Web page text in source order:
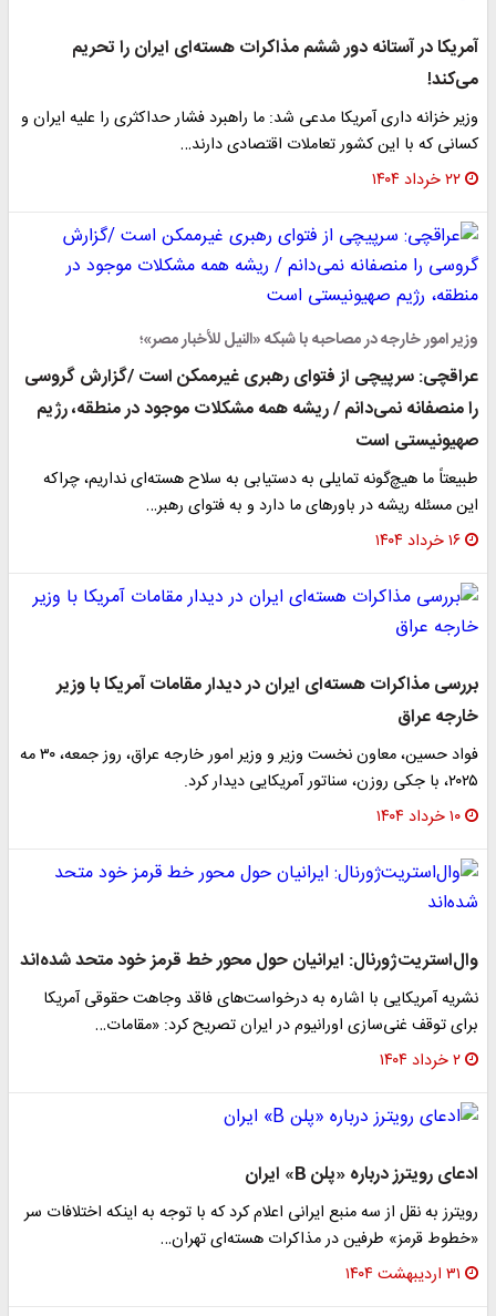
آمریکا در آستانه دور ششم مذاکرات هسته‌ای ایران را تحریم
می‌کند!
وزیر خزانه داری آمریکا مدعی شد: ما راهبرد فشار حداکثری را علیه ایران و
کسانی که با این کشور تعاملات اقتصادی دارند…
۲۲ خرداد ۱۴۰۴
وزیر امور خارجه در مصاحبه با شبکه «النیل للأخبار مصر»؛
عراقچی: سرپیچی از فتوای رهبری غیرممکن است /گزارش گروسی
را منصفانه نمی‌دانم / ریشه‌ همه‌ مشکلات موجود در منطقه، رژیم
صهیونیستی است
طبیعتاً ما هیچ‌گونه تمایلی به دستیابی به سلاح هسته‌ای نداریم، چراکه
این مسئله ریشه در باورهای ما دارد و به فتوای رهبر…
۱۶ خرداد ۱۴۰۴
بررسی مذاکرات هسته‌ای ایران در دیدار مقامات آمریکا با وزیر
خارجه عراق
فواد حسین، معاون نخست وزیر و وزیر امور خارجه عراق، روز جمعه، ۳۰ مه
۲۰۲۵، با جکی روزن، سناتور آمریکایی دیدار کرد.
۱۰ خرداد ۱۴۰۴
وال‌استریت‌ژورنال: ایرانیان حول محور خط قرمز خود متحد شده‌اند
نشریه آمریکایی با اشاره به درخواست‌های فاقد وجاهت حقوقی آمریکا
برای توقف غنی‌سازی اورانیوم در ایران تصریح کرد: «مقامات…
۲ خرداد ۱۴۰۴
ادعای رویترز درباره «پلن B» ایران
رویترز به نقل از سه منبع ایرانی اعلام کرد که با توجه به اینکه اختلافات سر
«خطوط قرمز» طرفین در مذاکرات هسته‌ای تهران…
۳۱ اردیبهشت ۱۴۰۴